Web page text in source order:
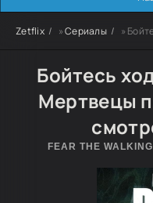
Zetflix »Сериалы »
Бойтесь
Мертвецы
FEAR THE